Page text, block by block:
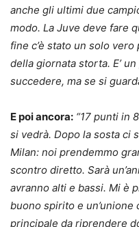
anche gli ultimi due
modo. La Juve deve fare
fine c’è stato un solo
della giornata storta. E’
succedere, ma se si
E poi ancora: “17 punti in
si vedrà. Dopo la sosta ci
Milan: noi prendemmo
scontro diretto. Sarà
avranno alti e bassi. Mi è
buono spirito e
principale da riprendere